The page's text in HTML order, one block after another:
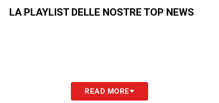
LA PLAYLIST DELLE NOSTRE TOP NEWS
READ MORE